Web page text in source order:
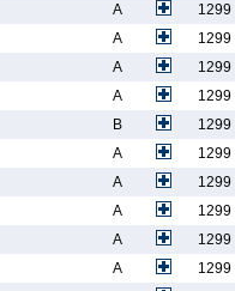
A 1299
A 1299
A 1299
A 1299
B 1299
A 1299
A 1299
A 1299
A 1299
A 1299